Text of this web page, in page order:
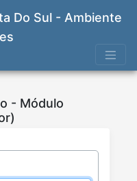
Do Sul - Ambiente
- Módulo